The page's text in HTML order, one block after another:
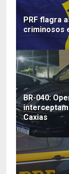
PRF flagra
criminosos
BR-040:
Caxias